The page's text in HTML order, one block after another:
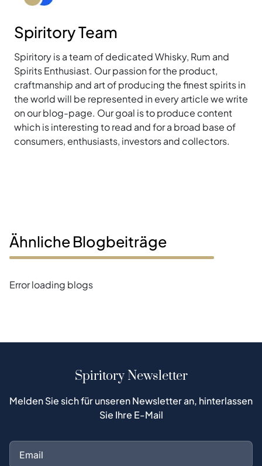
Spiritory Team
Spiritory is a team of dedicated Whisky, Rum and
Spirits Enthusiast. Our passion for the product,
craftmanship and art of producing the finest spirits in
the world will be represented in every article we write
on our blog-page. Our goal is to produce content
which is interesting to read and for a broad base of
consumers, enthusiasts, investors and collectors.
Ähnliche Blogbeiträge
Error loading blogs
Spiritory Newsletter
Melden Sie sich für unseren Newsletter an, hinterlassen
Sie Ihre E-Mail